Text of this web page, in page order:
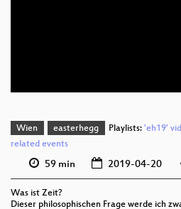
Wien easterhegg Playlists: 'eh19'
related events
59 min 2019-04-20
Was ist Zeit?
Dieser philosophischen Frage werde ich